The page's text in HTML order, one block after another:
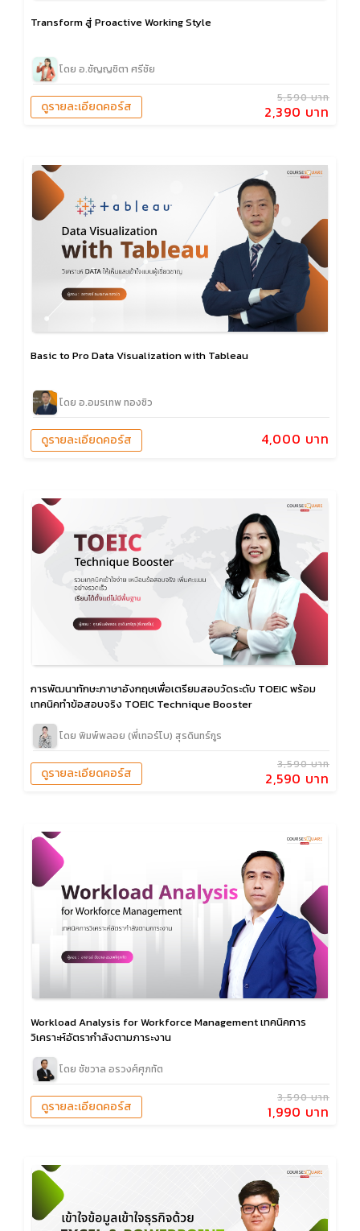
Transform สู่ Proactive Working Style
โดย อ.ชัญญชิตา ศรีชัย
5,590 บาท
2,390 บาท
ดูรายละเอียดคอร์ส
Basic to Pro Data Visualization with Tableau
โดย อ.อมรเทพ ทองชิว
4,000 บาท
ดูรายละเอียดคอร์ส
การพัฒนาทักษะภาษาอังกฤษเพื่อเตรียมสอบวัดระดับ TOEIC พร้อม
เทคนิคทำข้อสอบจริง TOEIC Technique Booster
โดย พิมพ์พลอย (พี่เทอร์โบ) สุรดินทร์กูร
3,590 บาท
2,590 บาท
ดูรายละเอียดคอร์ส
Workload Analysis for Workforce Management เทคนิคการ
วิเคราะห์อัตรากำลังตามภาระงาน
โดย ชัชวาล อรวงศ์ศุภทัต
3,590 บาท
1,990 บาท
ดูรายละเอียดคอร์ส